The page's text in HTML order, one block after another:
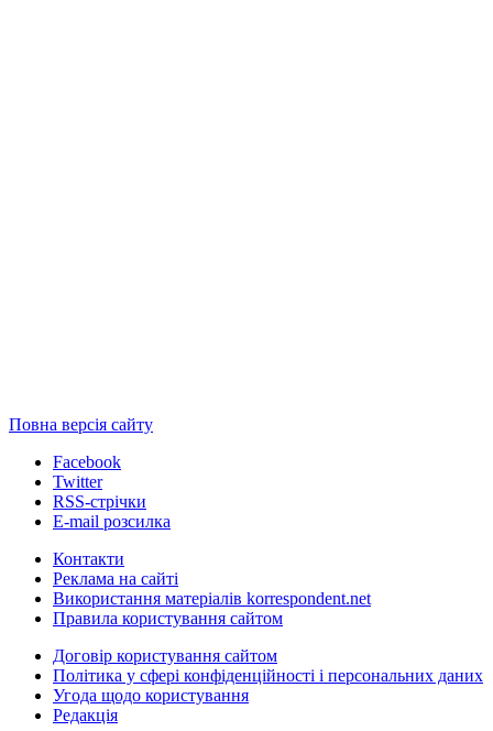
Повна версія сайту
Facebook
Twitter
RSS-стрічки
E-mail розсилка
Контакти
Реклама на сайті
Використання матеріалів korrespondent.net
Правила користування сайтом
Договір користування сайтом
Політика у сфері конфіденційності і персональних даних
Угода щодо користування
Редакція